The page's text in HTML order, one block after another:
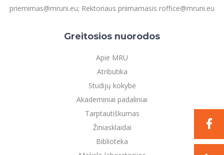
priemimas@mruni.eu; Rektoriaus priimamasis roffice@mruni.eu
Greitosios nuorodos
Apie MRU
Atributika
Studijų kokybė
Akademiniai padaliniai
Tarptautiškumas
Žiniasklaidai
Biblioteka